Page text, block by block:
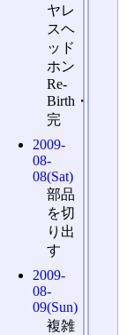
ヤレ
スヘ
ッド
ホン
Re-
Birth・
完
2009-
08-
08(Sat)
部品
を切
り出
す
2009-
08-
09(Sun)
複雑